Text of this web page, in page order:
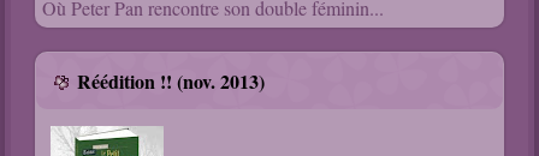
Où Peter Pan rencontre son double féminin...
Réédition !! (nov. 2013)